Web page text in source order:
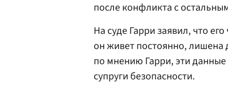
после конфликта с
На суде Гарри заявил, что
он живет постоянно,
по мнению Гарри, эти
супруги безопасности.